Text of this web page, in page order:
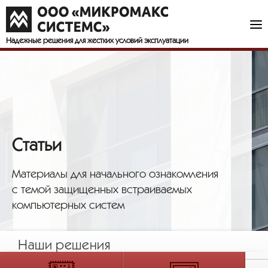
Надежные решения для жестких условий эксплуатации
Статьи
Материалы для начального ознакомления
с темой защищенных встраиваемых
компьютерных систем
Наши решения